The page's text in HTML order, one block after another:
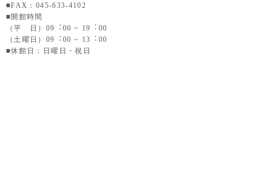
■FAX：045-633-4102
■開館時間
（平 日）09︓00 ~ 19︓00
（土曜日）09︓00 ~ 13︓00
■休館日：日曜日・祝日